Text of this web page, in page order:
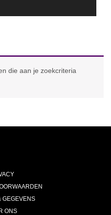
die aan je zoekcriteria
GEGEVENS
ONS